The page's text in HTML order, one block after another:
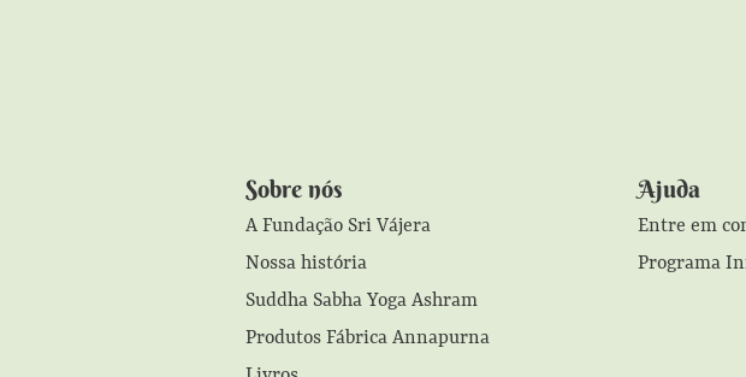
Sobre nós
A Fundação Sri Vájera
Nossa história
Suddha Sabha Yoga Ashram
Produtos Fábrica Annapurna
Ajuda
Entre em
Programa